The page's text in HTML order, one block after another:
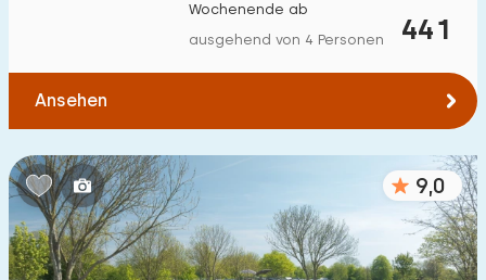
441
Wochenende ab
ausgehend von 4 Personen
Ansehen
9,0